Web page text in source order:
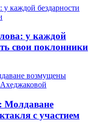
у каждой
свои поклонники
Молдаване
с участием